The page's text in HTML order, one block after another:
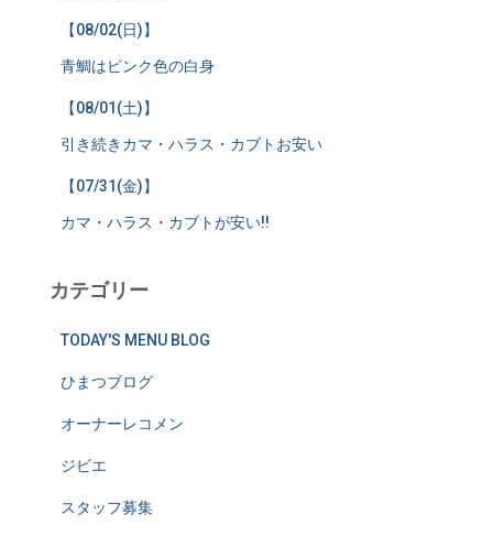
【08/02(日)】
青鯛はピンク色の白身
【08/01(土)】
引き続きカマ・ハラス・カブトお安い
【07/31(金)】
カマ・ハラス・カブトが安い!!
カテゴリー
TODAY'S MENU BLOG
ひまつブログ
オーナーレコメン
ジビエ
スタッフ募集